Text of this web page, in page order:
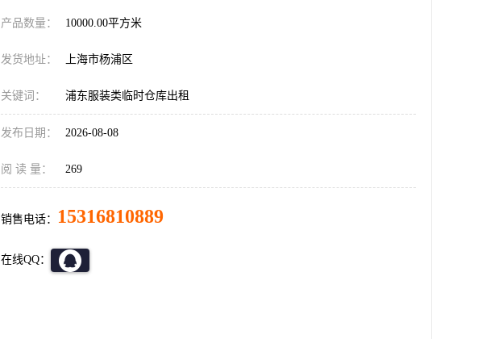
产品数量： 10000.00平方米
发货地址： 上海市杨浦区
关键词： 浦东服装类临时仓库出租
发布日期： 2026-08-08
阅 读 量： 269
销售电话： 15316810889
在线QQ：